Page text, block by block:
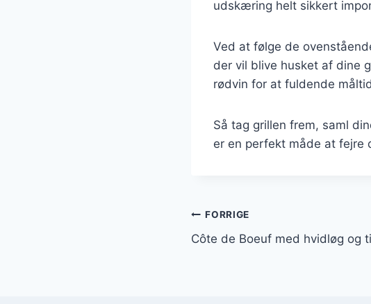
udskæring helt sikkert
Ved at følge de
der vil blive husket af dine
rødvin for at fuldende
Så tag grillen frem, saml
er en perfekt måde at fejre
Indlægsnavigation
FORRIGE
Côte de Boeuf med hvidløg og